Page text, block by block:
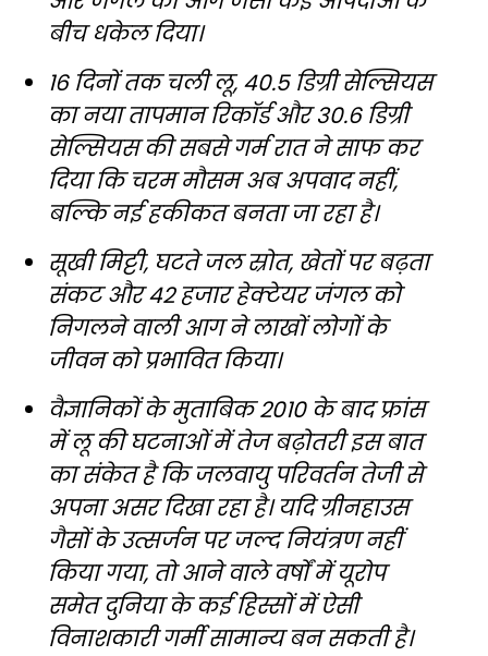
बीच धकेल दिया।
16 दिनों तक चली लू, 40.5 डिग्री सेल्सियस
का नया तापमान रिकॉर्ड और 30.6 डिग्री
सेल्सियस की सबसे गर्म रात ने साफ कर
दिया कि चरम मौसम अब अपवाद नहीं,
बल्कि नई हकीकत बनता जा रहा है।
सूखी मिट्टी, घटते जल स्रोत, खेतों पर बढ़ता
संकट और 42 हजार हेक्टेयर जंगल को
निगलने वाली आग ने लाखों लोगों के
जीवन को प्रभावित किया।
वैज्ञानिकों के मुताबिक 2010 के बाद फ्रांस
में लू की घटनाओं में तेज बढ़ोतरी इस बात
का संकेत है कि जलवायु परिवर्तन तेजी से
अपना असर दिखा रहा है। यदि ग्रीनहाउस
गैसों के उत्सर्जन पर जल्द नियंत्रण नहीं
किया गया, तो आने वाले वर्षों में यूरोप
समेत दुनिया के कई हिस्सों में ऐसी
विनाशकारी गर्मी सामान्य बन सकती है।